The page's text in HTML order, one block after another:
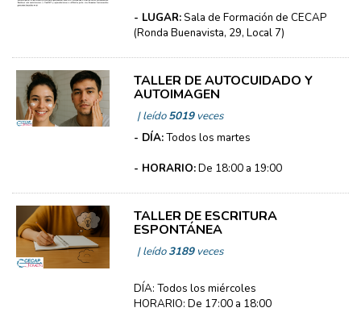
- LUGAR:Sala de Formación de CECAP
(Ronda Buenavista, 29, Local 7)
TALLER DE AUTOCUIDADO Y
AUTOIMAGEN
| leído5019veces
- DÍA:Todos los martes
- HORARIO:De 18:00 a 19:00
TALLER DE ESCRITURA
ESPONTÁNEA
| leído3189veces
DÍA: Todos los miércoles
HORARIO: De 17:00 a 18:00